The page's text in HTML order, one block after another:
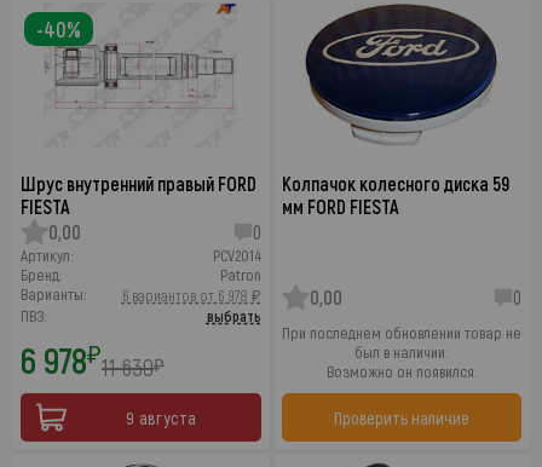
Шрус внутренний правый FORD
FIESTA
0,00
0
Артикул:
PCV2014
Бренд:
Patron
Варианты:
6 вариантов от 6 978 ₽
ПВЗ:
выбрать
6 978₽11 630₽
9 августа
-40%
Колпачок колесного диска 59
мм FORD FIESTA
0,00 0
При последнем обновлении товар не
был в наличии.
Возможно он появился.
Проверить наличие